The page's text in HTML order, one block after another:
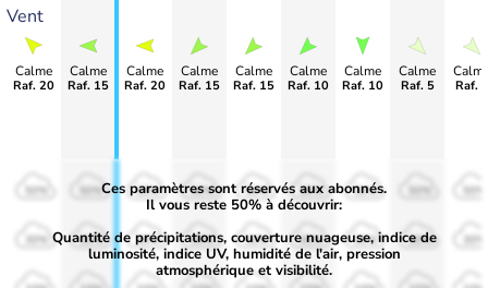
Vent
Calme
Raf. 20
Calme
Raf. 15
Calme
Raf. 20
Calme
Raf. 15
Calme
Raf. 15
Calme
Raf. 10
Calme
Raf. 10
Calme
Raf. 5 Raf. 5
50%
30%
50%
30%
50%
30%
50%
30%
50%
30%
50%
30%
50%
30% 30% 30%
Ces paramètres sont réservés aux abonnés.
Il vous reste 50% à découvrir:
Quantité de précipitations, couverture nuageuse, indice de
luminosité, indice UV, humidité de l'air, pression
atmosphérique et visibilité.